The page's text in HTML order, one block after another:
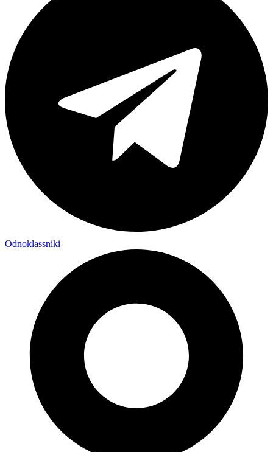
Odnoklassniki